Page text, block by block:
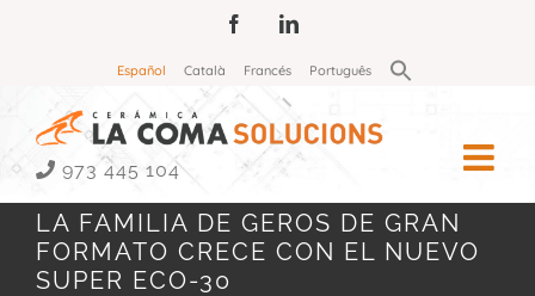
FacebookLinkedIn
Español Català Francés Português Buscar:
973 445 104
LA FAMILIA DE GEROS DE GRAN
FORMATO CRECE CON EL NUEVO
SUPER ECO-30